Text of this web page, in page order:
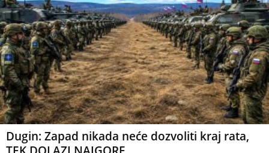
Dugin: Zapad nikada neće dozvoliti kraj rata,